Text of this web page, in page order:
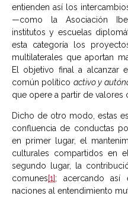
entienden así los
—como la Asociación
institutos y escuelas
esta categoría los
multilaterales que aportan
El objetivo final a alcanzar
común político activo y
que opere a partir de valores
Dicho de otro modo, estas
confluencia de conductas
en primer lugar, el
culturales compartidos en
segundo lugar, la
comunes[1]; acercando así
naciones al entendimiento